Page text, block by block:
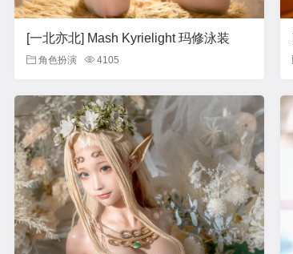
[一北亦北] Mash Kyrielight 玛修泳装
角色扮演 4105